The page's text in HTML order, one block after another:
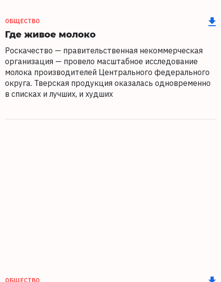
ОБЩЕСТВО
Где живое молоко
Роскачество — правительственная некоммерческая
организация — провело масштабное исследование
молока производителей Центрального федерального
округа. Тверская продукция оказалась одновременно
в списках и лучших, и худших
ОБЩЕСТВО